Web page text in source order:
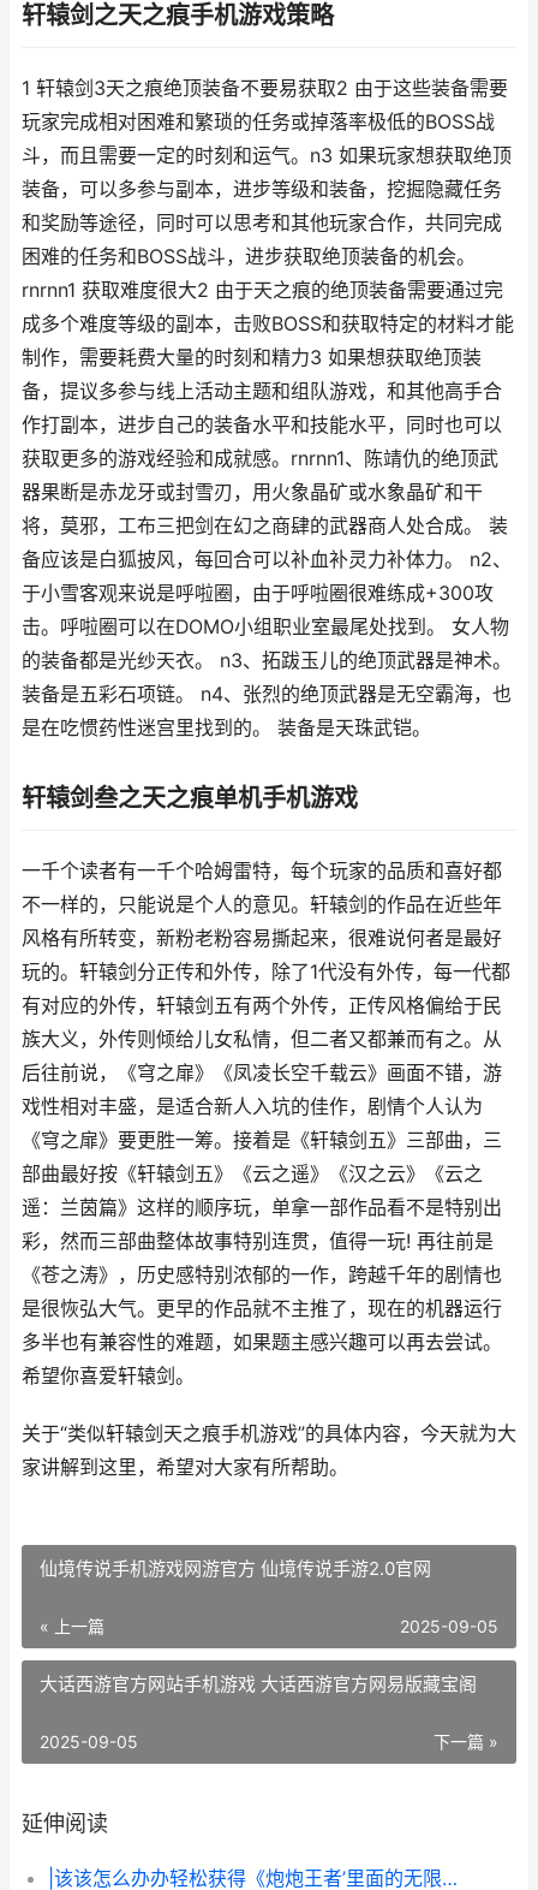
轩辕剑之天之痕手机游戏策略
1 轩辕剑3天之痕绝顶装备不要易获取2 由于这些装备需要
玩家完成相对困难和繁琐的任务或掉落率极低的BOSS战
斗，而且需要一定的时刻和运气。n3 如果玩家想获取绝顶
装备，可以多参与副本，进步等级和装备，挖掘隐藏任务
和奖励等途径，同时可以思考和其他玩家合作，共同完成
困难的任务和BOSS战斗，进步获取绝顶装备的机会。
rnrnn1 获取难度很大2 由于天之痕的绝顶装备需要通过完
成多个难度等级的副本，击败BOSS和获取特定的材料才能
制作，需要耗费大量的时刻和精力3 如果想获取绝顶装
备，提议多参与线上活动主题和组队游戏，和其他高手合
作打副本，进步自己的装备水平和技能水平，同时也可以
获取更多的游戏经验和成就感。rnrnn1、陈靖仇的绝顶武
器果断是赤龙牙或封雪刃，用火象晶矿或水象晶矿和干
将，莫邪，工布三把剑在幻之商肆的武器商人处合成。 装
备应该是白狐披风，每回合可以补血补灵力补体力。 n2、
于小雪客观来说是呼啦圈，由于呼啦圈很难练成+300攻
击。呼啦圈可以在DOMO小组职业室最尾处找到。 女人物
的装备都是光纱天衣。 n3、拓跋玉儿的绝顶武器是神术。
装备是五彩石项链。 n4、张烈的绝顶武器是无空霸海，也
是在吃惯药性迷宫里找到的。 装备是天珠武铠。
轩辕剑叁之天之痕单机手机游戏
一千个读者有一千个哈姆雷特，每个玩家的品质和喜好都
不一样的，只能说是个人的意见。轩辕剑的作品在近些年
风格有所转变，新粉老粉容易撕起来，很难说何者是最好
玩的。轩辕剑分正传和外传，除了1代没有外传，每一代都
有对应的外传，轩辕剑五有两个外传，正传风格偏给于民
族大义，外传则倾给儿女私情，但二者又都兼而有之。从
后往前说，《穹之扉》《凤凌长空千载云》画面不错，游
戏性相对丰盛，是适合新人入坑的佳作，剧情个人认为
《穹之扉》要更胜一筹。接着是《轩辕剑五》三部曲，三
部曲最好按《轩辕剑五》《云之遥》《汉之云》《云之
遥：兰茵篇》这样的顺序玩，单拿一部作品看不是特别出
彩，然而三部曲整体故事特别连贯，值得一玩! 再往前是
《苍之涛》，历史感特别浓郁的一作，跨越千年的剧情也
是很恢弘大气。更早的作品就不主推了，现在的机器运行
多半也有兼容性的难题，如果题主感兴趣可以再去尝试。
希望你喜爱轩辕剑。
关于“类似轩辕剑天之痕手机游戏”的具体内容，今天就为大
家讲解到这里，希望对大家有所帮助。
仙境传说手机游戏网游官方 仙境传说手游2.0官网
« 上一篇 2025-09-05
大话西游官方网站手机游戏 大话西游官方网易版藏宝阁
下一篇 »
2025-09-05
延伸阅读
|该该怎么办办轻松获得《炮炮王者’里面的无限金币和星星|